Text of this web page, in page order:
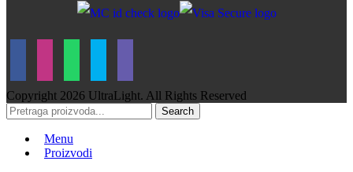
Copyright 2026 UltraLight. All Rights Reserved
Search
Menu
Proizvodi